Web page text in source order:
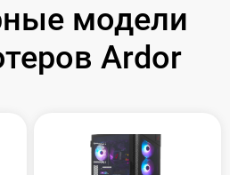
модели
Ardor